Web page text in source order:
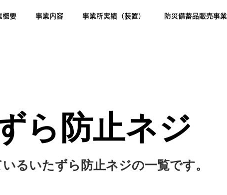
概要 事業内容 事業所実績（装置） 防災備蓄品販売事業
ら防止ネジ
るいたずら防止ネジの一覧です。